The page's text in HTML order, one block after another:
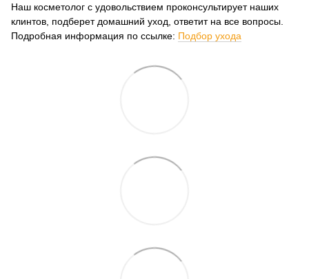
Наш косметолог с удовольствием проконсультирует наших
клинтов, подберет домашний уход, ответит на все вопросы.
Подробная информация по ссылке: Подбор ухода